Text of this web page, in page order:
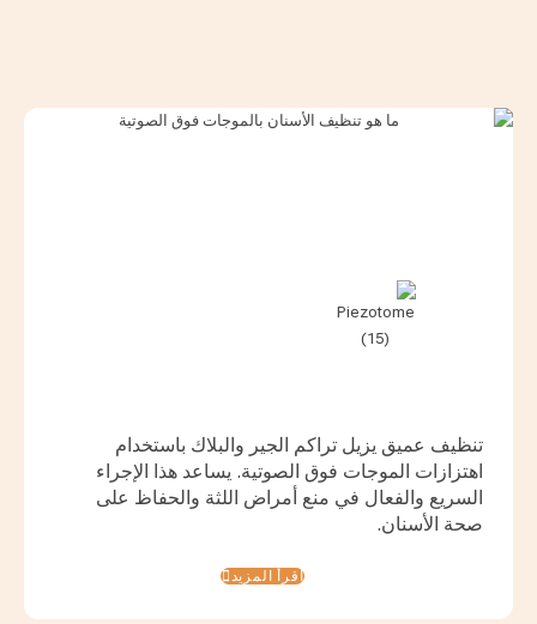
تنظيف عميق يزيل تراكم الجير والبلاك باستخدام
اهتزازات الموجات فوق الصوتية. يساعد هذا الإجراء
السريع والفعال في منع أمراض اللثة والحفاظ على
صحة الأسنان.
اقرأ المزيد